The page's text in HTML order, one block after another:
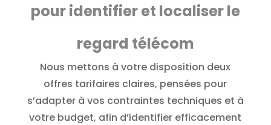
pour identifier et localiser le
regard télécom
Nous mettons à votre disposition deux
offres tarifaires claires, pensées pour
s’adapter à vos contraintes techniques et à
votre budget, afin d’identifier efficacement